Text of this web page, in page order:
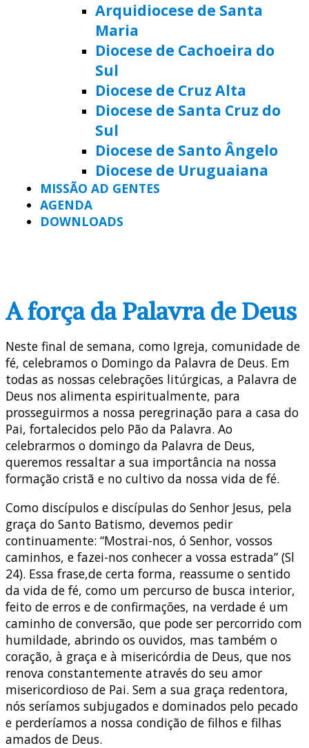
Arquidiocese de Santa
Maria
Diocese de Cachoeira do
Sul
Diocese de Cruz Alta
Diocese de Santa Cruz do
Sul
Diocese de Santo Ângelo
Diocese de Uruguaiana
MISSÃO AD GENTES
AGENDA
DOWNLOADS
A força da Palavra de Deus
Neste final de semana, como Igreja, comunidade de
fé, celebramos o Domingo da Palavra de Deus. Em
todas as nossas celebrações litúrgicas, a Palavra de
Deus nos alimenta espiritualmente, para
prosseguirmos a nossa peregrinação para a casa do
Pai, fortalecidos pelo Pão da Palavra. Ao
celebrarmos o domingo da Palavra de Deus,
queremos ressaltar a sua importância na nossa
formação cristã e no cultivo da nossa vida de fé.
Como discípulos e discípulas do Senhor Jesus, pela
graça do Santo Batismo, devemos pedir
continuamente: “Mostrai-nos, ó Senhor, vossos
caminhos, e fazei-nos conhecer a vossa estrada” (Sl
24). Essa frase,de certa forma, reassume o sentido
da vida de fé, como um percurso de busca interior,
feito de erros e de confirmações, na verdade é um
caminho de conversão, que pode ser percorrido com
humildade, abrindo os ouvidos, mas também o
coração, à graça e à misericórdia de Deus, que nos
renova constantemente através do seu amor
misericordioso de Pai. Sem a sua graça redentora,
nós seríamos subjugados e dominados pelo pecado
e perderíamos a nossa condição de filhos e filhas
amados de Deus.